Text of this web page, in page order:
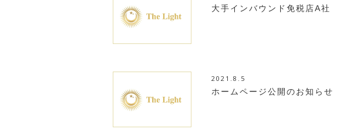
大手インバウンド免税店A社
2021.8.5
ホームページ公開のお知らせ